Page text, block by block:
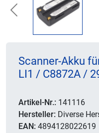
Previous
Scanner-Akku
LI1 / C8872A /
Artikel-Nr.: 141116
Hersteller: Diverse
EAN: 4894128022619